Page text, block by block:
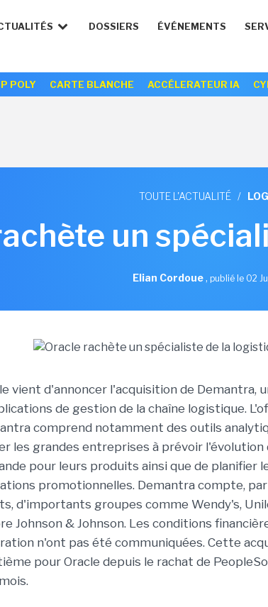
DOSSIERS ÉVÉNEMENTS
POLY CARTE BLANCHE ACCÉLERATEUR IA
TOUTE L'ACTUALITÉ /
un
Elian Cordoue, publié le 02
vient d'annoncer l'acquisition de Demantra,
de gestion de la chaîne logistique.
comprend notamment des outils
les grandes entreprises à prévoir l'évolution
pour leurs produits ainsi que de planifier
promotionnelles. Demantra compte,
d'importants groupes comme Wendy's,
Johnson & Johnson. Les conditions
n'ont pas été communiquées. Cette
pour Oracle depuis le rachat de